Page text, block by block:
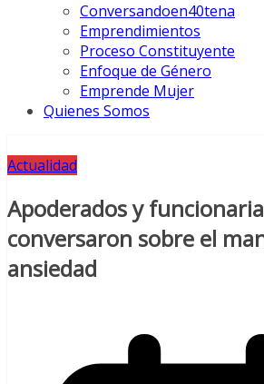
Conversandoen40tena
Emprendimientos
Proceso Constituyente
Enfoque de Género
Emprende Mujer
Quienes Somos
Actualidad
Apoderados y
conversaron sobre el
ansiedad